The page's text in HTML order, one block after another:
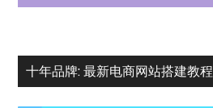
十年品牌: 最新电商网站搭建教程